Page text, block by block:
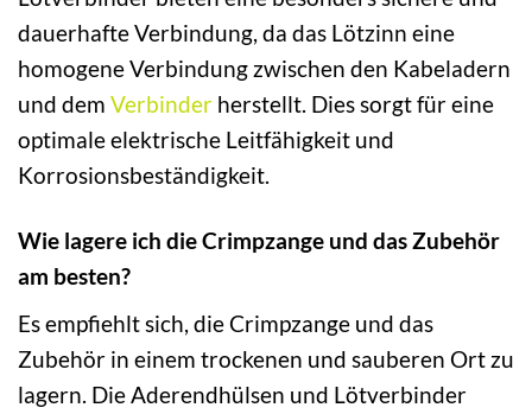
dauerhafte Verbindung, da das Lötzinn eine
homogene Verbindung zwischen den Kabeladern
und dem Verbinder herstellt. Dies sorgt für eine
optimale elektrische Leitfähigkeit und
Korrosionsbeständigkeit.
Wie lagere ich die Crimpzange und das Zubehör
am besten?
Es empfiehlt sich, die Crimpzange und das
Zubehör in einem trockenen und sauberen Ort zu
lagern. Die Aderendhülsen und Lötverbinder